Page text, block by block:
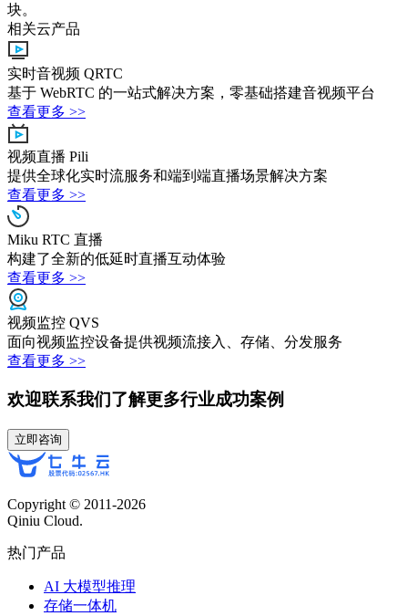
块。
相关云产品
实时音视频 QRTC
基于 WebRTC 的一站式解决方案，零基础搭建音视频平台
查看更多 >>
视频直播 Pili
提供全球化实时流服务和端到端直播场景解决方案
查看更多 >>
Miku RTC 直播
构建了全新的低延时直播互动体验
查看更多 >>
视频监控 QVS
面向视频监控设备提供视频流接入、存储、分发服务
查看更多 >>
欢迎联系我们了解更多行业成功案例
立即咨询
Copyright © 2011-2026
Qiniu Cloud.
热门产品
AI 大模型推理
存储一体机